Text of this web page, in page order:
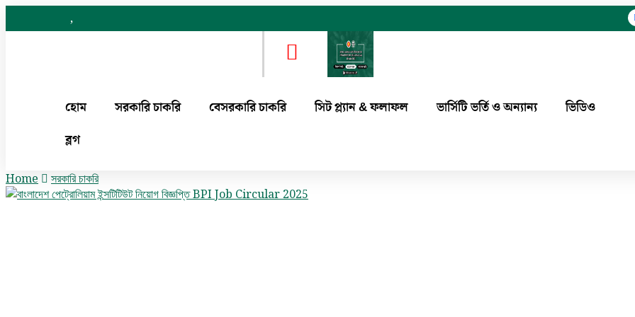
,
কাস্টমস, এক্সাইজ ও ভ্যাট কমিশনারেট
হোম সরকারি চাকরি বেসরকারি চাকরি সিট প্ল্যান & ফলাফল ভার্সিটি ভর্তি ও অন্যান্য
ভিডিও
ব্লগ
Home সরকারি চাকরি